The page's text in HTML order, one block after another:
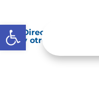
Abrir barra de
Directorio de
y otros grupos